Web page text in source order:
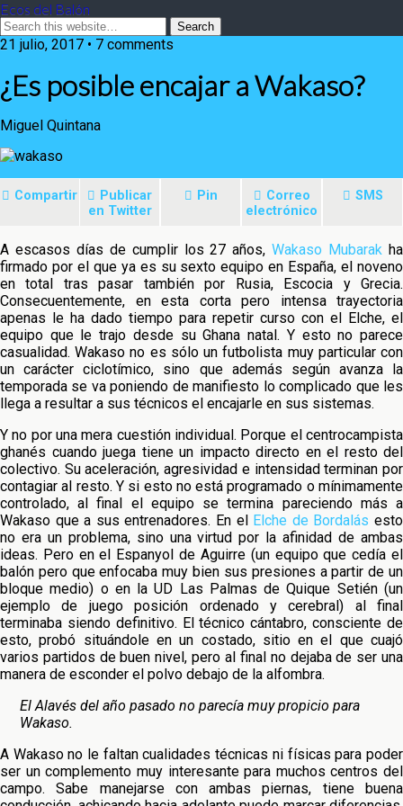
Ecos del Balón
21 julio, 2017 • 7 comments
¿Es posible encajar a Wakaso?
Miguel Quintana
Compartir
Publicar
en Twitter
Pin
Correo
electrónico
SMS
A escasos días de cumplir los 27 años,Wakaso Mubarak ha
firmado por el que ya es su sexto equipo en España, el noveno
en total tras pasar también por Rusia, Escocia y Grecia.
Consecuentemente, en esta corta pero intensa trayectoria
apenas le ha dado tiempo para repetir curso con el Elche, el
equipo que le trajo desde su Ghana natal. Y esto no parece
casualidad. Wakaso no es sólo un futbolista muy particular con
un carácter ciclotímico, sino que además según avanza la
temporada se va poniendo de manifiesto lo complicado que les
llega a resultar a sus técnicos el encajarle en sus sistemas.
Y no por una mera cuestión individual. Porque el centrocampista
ghanés cuando juega tiene un impacto directo en el resto del
colectivo. Su aceleración, agresividad e intensidad terminan por
contagiar al resto. Y si esto no está programado o mínimamente
controlado, al final el equipo se termina pareciendo más a
Wakaso que a sus entrenadores. En el Elche de Bordalás esto
no era un problema, sino una virtud por la afinidad de ambas
ideas. Pero en el Espanyol de Aguirre (un equipo que cedía el
balón pero que enfocaba muy bien sus presiones a partir de un
bloque medio) o en la UD Las Palmas de Quique Setién (un
ejemplo de juego posición ordenado y cerebral) al final
terminaba siendo definitivo. El técnico cántabro, consciente de
esto, probó situándole en un costado, sitio en el que cuajó
varios partidos de buen nivel, pero al final no dejaba de ser una
manera de esconder el polvo debajo de la alfombra.
El Alavés del año pasado no parecía muy propicio para
Wakaso.
A Wakaso no le faltan cualidades técnicas ni físicas para poder
ser un complemento muy interesante para muchos centros del
campo. Sabe manejarse con ambas piernas, tiene buena